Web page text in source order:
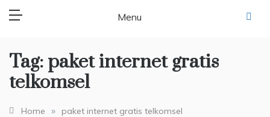
Menu
Tag: paket internet gratis
telkomsel
Home » paket internet gratis telkomsel